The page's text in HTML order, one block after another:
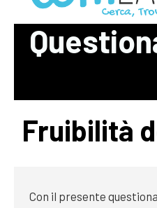
Fruibilità
Con il presente